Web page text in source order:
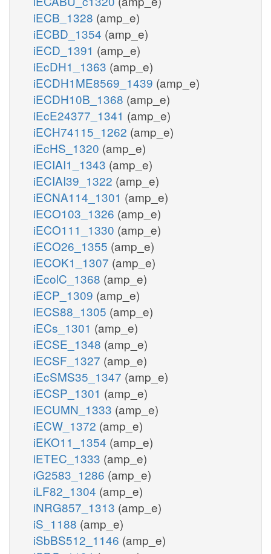
iECB_1328 (amp_e)
iECBD_1354 (amp_e)
iECD_1391 (amp_e)
iEcDH1_1363 (amp_e)
iECDH1ME8569_1439 (amp_e)
iECDH10B_1368 (amp_e)
iEcE24377_1341 (amp_e)
iECH74115_1262 (amp_e)
iEcHS_1320 (amp_e)
iECIAI1_1343 (amp_e)
iECIAI39_1322 (amp_e)
iECNA114_1301 (amp_e)
iECO103_1326 (amp_e)
iECO111_1330 (amp_e)
iECO26_1355 (amp_e)
iECOK1_1307 (amp_e)
iEcolC_1368 (amp_e)
iECP_1309 (amp_e)
iECS88_1305 (amp_e)
iECs_1301 (amp_e)
iECSE_1348 (amp_e)
iECSF_1327 (amp_e)
iEcSMS35_1347 (amp_e)
iECSP_1301 (amp_e)
iECUMN_1333 (amp_e)
iECW_1372 (amp_e)
iEKO11_1354 (amp_e)
iETEC_1333 (amp_e)
iG2583_1286 (amp_e)
iLF82_1304 (amp_e)
iNRG857_1313 (amp_e)
iS_1188 (amp_e)
iSbBS512_1146 (amp_e)